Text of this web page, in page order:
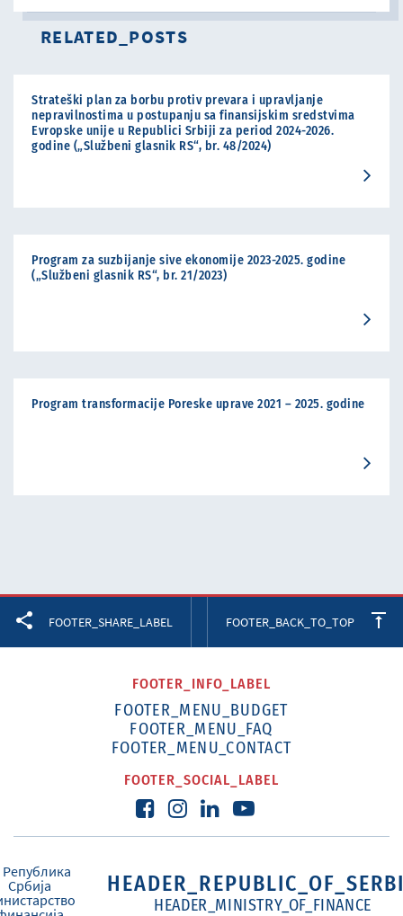
RELATED_POSTS
Strateški plan za borbu protiv prevara i upravljanje
nepravilnostima u postupanju sa finansijskim sredstvima
Evropske unije u Republici Srbiji za period 2024-2026.
godine („Službeni glasnik RS“, br. 48/2024)
Program za suzbijanje sive ekonomije 2023-2025. godine
(„Službeni glasnik RS“, br. 21/2023)
Program transformacije Poreske uprave 2021 – 2025. godine
FOOTER_SHARE_LABEL FOOTER_BACK_TO_TOP
FOOTER_INFO_LABEL
FOOTER_MENU_BUDGET
FOOTER_MENU_FAQ
FOOTER_MENU_CONTACT
FOOTER_SOCIAL_LABEL
HEADER_MINISTRY_OF_FINANCE